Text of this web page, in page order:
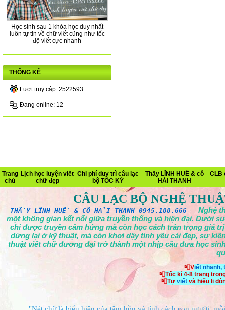
Học sinh sau 1 khóa học duy nhất
luôn tự tin về chữ viết cũng như tốc
độ viết cực nhanh
THỐNG KÊ
Lượt truy cập: 2522593
Đang online: 12
Trang
chủ
Lịch học luyện viết
chữ đẹp
Chi phí duy trì câu lạc
bộ TỐC KÝ
Thầy LĨNH HUẾ & cô
HẢI THANH
CLB
CÂU LẠC BỘ NGHỆ
THẦY LĨNH HUẾ & CÔ HẢI THANH 0945.188.666
Nghệ
một không gian kết nối giữa truyền thống và hiện đại. Dưới
chỉ được truyền cảm hứng mà còn học cách trân trọng giá
dừng lại ở kỹ thuật, mà còn khơi dậy tình yêu cái đẹp, sự
thuật viết chữ đương đại trở thành một nhịp cầu đưa học
📮Viết nhanh,
📮Tốc kí 4-8 trang
📮Tựviết và hiểu li